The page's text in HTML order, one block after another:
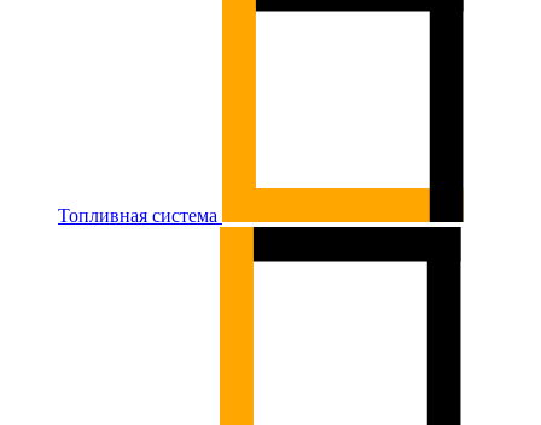
Топливная система